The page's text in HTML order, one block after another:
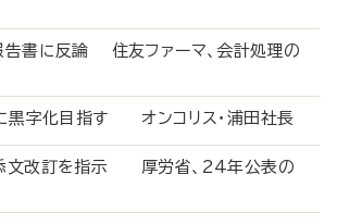
告書に反論 住友ファーマ、会計処理の
字化目指す オンコリス・浦田社長
文改訂を指示 厚労省、24年公表の